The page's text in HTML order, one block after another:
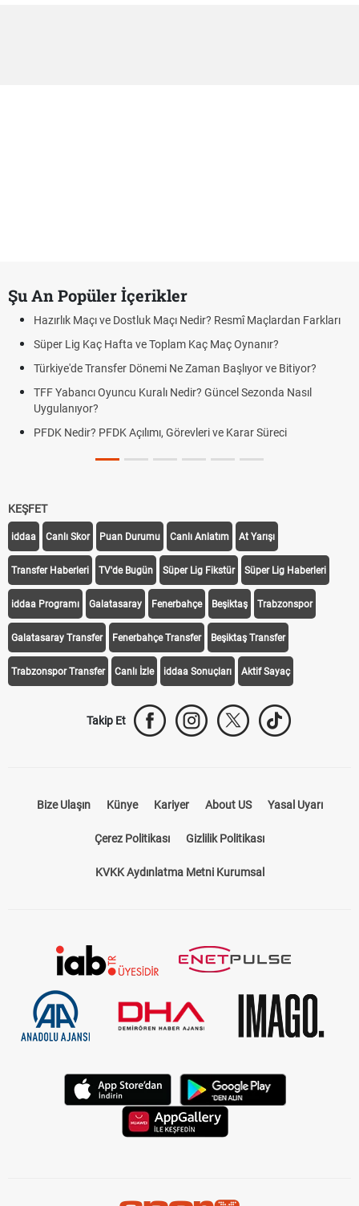
Şu An Popüler İçerikler
Hazırlık Maçı ve Dostluk Maçı Nedir? Resmî Maçlardan Farkları
Süper Lig Kaç Hafta ve Toplam Kaç Maç Oynanır?
Türkiye'de Transfer Dönemi Ne Zaman Başlıyor ve Bitiyor?
TFF Yabancı Oyuncu Kuralı Nedir? Güncel Sezonda Nasıl
Uygulanıyor?
PFDK Nedir? PFDK Açılımı, Görevleri ve Karar Süreci
KEŞFET
iddaa Canlı Skor Puan Durumu Canlı Anlatım At Yarışı
Transfer Haberleri TV'de Bugün Süper Lig Fikstür Süper Lig Haberleri
iddaa Programı Galatasaray Fenerbahçe Beşiktaş Trabzonspor
Galatasaray Transfer Fenerbahçe Transfer Beşiktaş Transfer
Trabzonspor Transfer Canlı İzle iddaa Sonuçları Aktif Sayaç
Takip Et
Bize Ulaşın Künye Kariyer About US Yasal Uyarı
Çerez Politikası Gizlilik Politikası
KVKK Aydınlatma Metni Kurumsal